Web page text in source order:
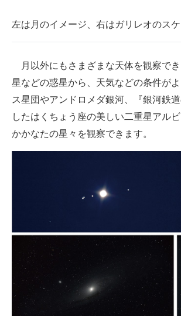
左は月のイメージ、右はガリレオのス
月以外にもさまざまな天体を観察で
星などの惑星から、天気などの条件が
ス星団やアンドロメダ銀河、『銀河鉄
したはくちょう座の美しい二重星アル
かかなたの星々を観察できます。